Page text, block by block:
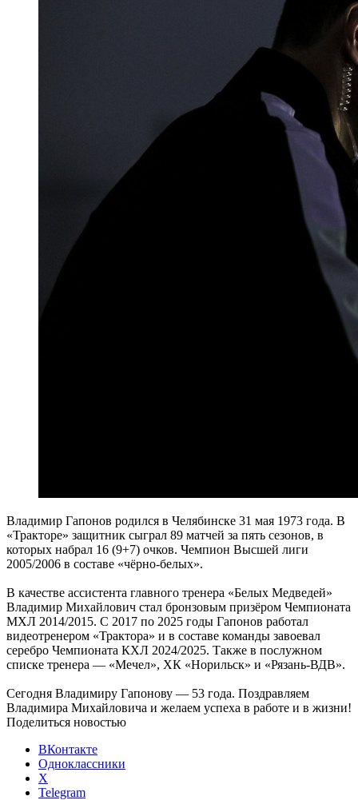
Владимир Гапонов родился в Челябинске 31 мая 1973 года. В
«Тракторе» защитник сыграл 89 матчей за пять сезонов, в
которых набрал 16 (9+7) очков. Чемпион Высшей лиги
2005/2006 в составе «чёрно-белых».
В качестве ассистента главного тренера «Белых Медведей»
Владимир Михайлович стал бронзовым призёром Чемпионата
МХЛ 2014/2015. С 2017 по 2025 годы Гапонов работал
видеотренером «Трактора» и в составе команды завоевал
серебро Чемпионата КХЛ 2024/2025. Также в послужном
списке тренера — «Мечел», ХК «Норильск» и «Рязань-ВДВ».
Сегодня Владимиру Гапонову — 53 года. Поздравляем
Владимира Михайловича и желаем успеха в работе и в жизни!
Поделиться новостью
ВКонтакте
Одноклассники
X
Telegram